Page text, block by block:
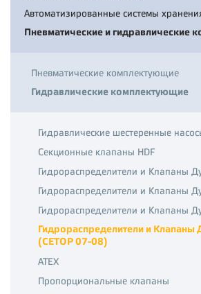
Автоматизированные системы
Пневматические и гидравлические
Пневматические комплектующие
Гидравлические комплектующие
Гидравлические шестеренные
Секционные клапаны HDF
Гидрораспределители и Клапаны
Гидрораспределители и Клапаны
Гидрораспределители и Клапаны
Гидрораспределители и
(CETOP 07-08)
ATEX
Пропорциональные клапаны